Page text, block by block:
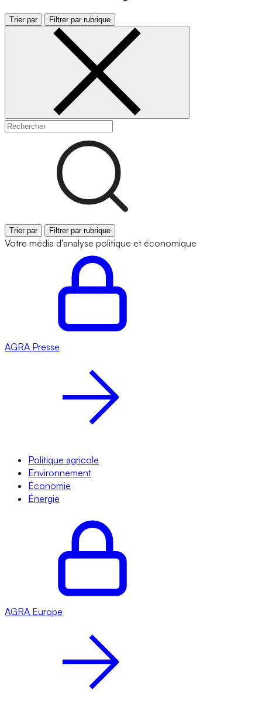
Trier par Filtrer par rubrique
Trier par Filtrer par rubrique
Votre média d'analyse politique et économique
AGRA Presse
Politique agricole
Environnement
Économie
Énergie
AGRA Europe